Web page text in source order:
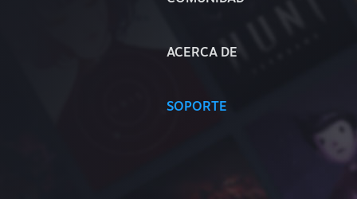
ACERCA DE
SOPORTE